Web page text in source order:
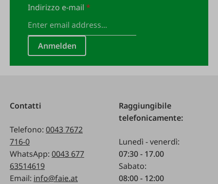
Indirizzo e-mail*
Anmelden
Contatti
Telefono: 0043 7672
716-0
WhatsApp: 0043 677
63514619
Email: info@faie.at
Raggiungibile
telefonicamente:
Lunedì - venerdì:
07:30 - 17.00
Sabato:
08:00 - 12:00